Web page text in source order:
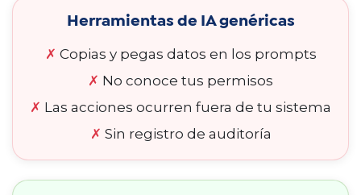
Herramientas de IA genéricas
✗ Copias y pegas datos en los prompts
✗ No conoce tus permisos
✗ Las acciones ocurren fuera de tu sistema
✗ Sin registro de auditoría